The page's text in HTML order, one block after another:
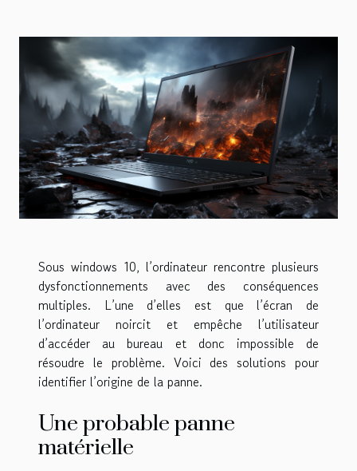
Sous windows 10, l’ordinateur rencontre plusieurs
dysfonctionnements avec des conséquences
multiples. L’une d’elles est que l’écran de
l’ordinateur noircit et empêche l’utilisateur
d’accéder au bureau et donc impossible de
résoudre le problème. Voici des solutions pour
identifier l’origine de la panne.
Une probable panne
matérielle